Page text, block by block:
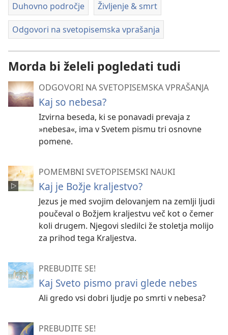
Duhovno področje Življenje & smrt
Odgovori na svetopisemska vprašanja
Morda bi želeli pogledati tudi
ODGOVORI NA SVETOPISEMSKA VPRAŠANJA
Kaj so nebesa?
Izvirna beseda, ki se ponavadi prevaja z
»nebesa«, ima v Svetem pismu tri osnovne
pomene.
POMEMBNI SVETOPISEMSKI NAUKI
Kaj je Božje kraljestvo?
Jezus je med svojim delovanjem na zemlji ljudi
poučeval o Božjem kraljestvu več kot o čemer
koli drugem. Njegovi sledilci že stoletja molijo
za prihod tega Kraljestva.
PREBUDITE SE!
Kaj Sveto pismo pravi glede nebes
Ali gredo vsi dobri ljudje po smrti v nebesa?
PREBUDITE SE!